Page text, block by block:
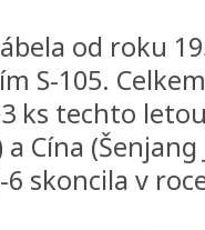
od roku
S-105.
ks techto
Cína
skoncila v